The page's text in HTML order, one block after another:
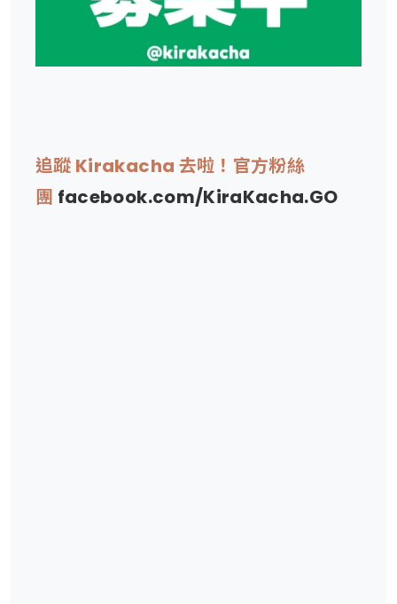
追蹤 Kirakacha 去啦！官方粉絲
團 facebook.com/KiraKacha.GO